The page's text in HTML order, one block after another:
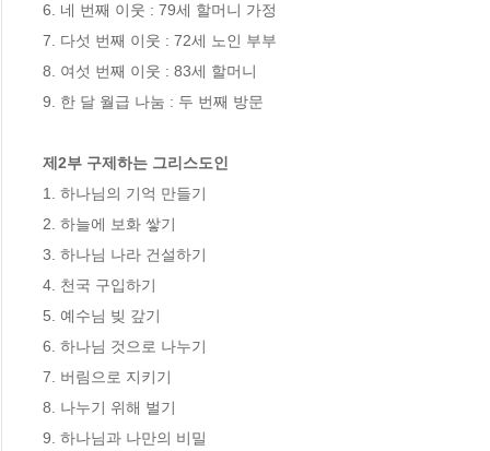
6. 네 번째 이웃 : 79세 할머니 가정
7. 다섯 번째 이웃 : 72세 노인 부부
8. 여섯 번째 이웃 : 83세 할머니
9. 한 달 월급 나눔 : 두 번째 방문
제2부 구제하는 그리스도인
1. 하나님의 기억 만들기
2. 하늘에 보화 쌓기
3. 하나님 나라 건설하기
4. 천국 구입하기
5. 예수님 빚 갚기
6. 하나님 것으로 나누기
7. 버림으로 지키기
8. 나누기 위해 벌기
9. 하나님과 나만의 비밀